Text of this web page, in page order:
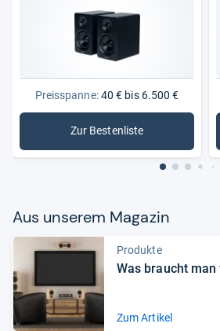
Preisspanne:40 € bis 6.500 €
Zur Bestenliste
: Lautsprecher
Aus unse­rem Maga­zin
Produkte
Was braucht
Zum Artikel